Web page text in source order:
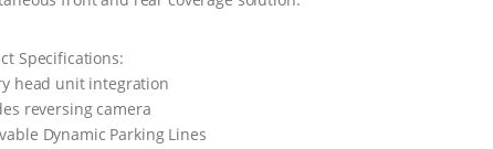
Specifications:
head unit integration
reversing camera
Dynamic Parking Lines